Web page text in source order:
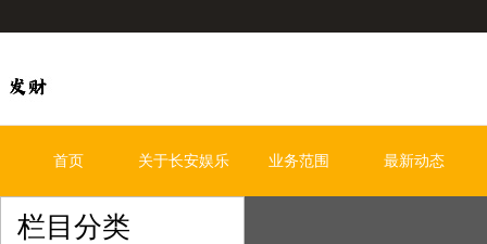
首页 关于长安娱乐 业务范围 最新动态
栏目分类